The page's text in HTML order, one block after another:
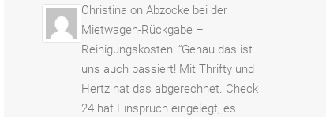
Christina on Abzocke bei der
Mietwagen-Rückgabe –
Reinigungskosten: “Genau das ist
uns auch passiert! Mit Thrifty und
Hertz hat das abgerechnet. Check
24 hat Einspruch eingelegt, es